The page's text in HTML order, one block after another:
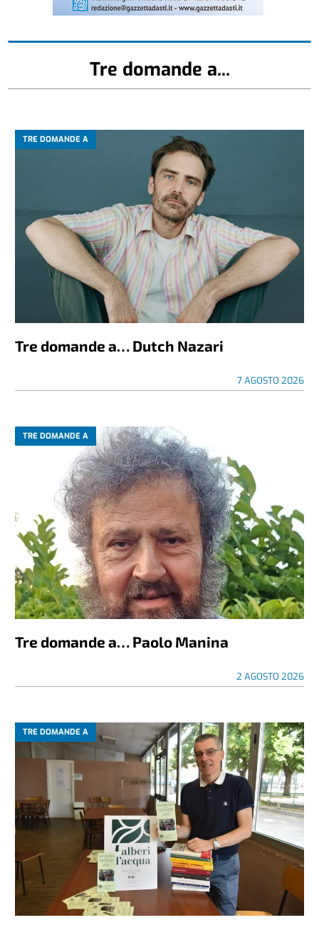
Tre domande a...
TRE DOMANDE A
Tre domande a… Dutch Nazari
7 AGOSTO 2026
TRE DOMANDE A
Tre domande a… Paolo Manina
2 AGOSTO 2026
TRE DOMANDE A